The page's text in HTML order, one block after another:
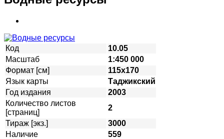
Код
10.05
Масштаб
1:450 000
Формат [см]
115х170
Язык карты
Таджикский
Год издания
2003
Количество листов
[страниц]
2
Тираж [экз.]
3000
Наличие
559